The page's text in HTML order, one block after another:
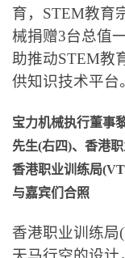
育，STEM教育
械捐赠3台总值
助推动STEM教
供知识技术平台
宝力机械执行董事
先生(右四)、 香港
香港职业训练局(
与嘉宾们合照
香港职业训练局